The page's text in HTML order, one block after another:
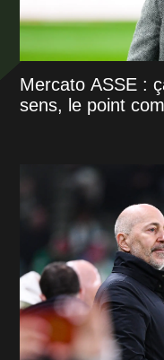
Mercato ASSE :
sens, le point